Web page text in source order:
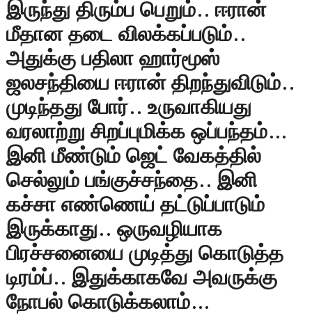
இருந்து திரும்ப பெறும்.. ஈரான்
மீதான தடை விலக்கப்படும்..
அதுக்கு பதிலா ஹார்மூஸ்
ஜலசந்தியை ஈரான் திறந்துவிடும்..
முடிந்தது போர்.. உருவாகியது
வரலாற்று சிறப்புமிக்க ஒப்பந்தம்…
இனி மீண்டும் ஜெட் வேகத்தில்
செல்லும் பங்குச்சந்தை.. இனி
கச்சா எண்ணெய் தட்டுப்பாடும்
இருக்காது.. ஒருவழியாக
பிரச்சனையை முடித்து கொடுத்த
டிரம்ப்.. இதுக்காகவே அவருக்கு
நோபல் கொடுக்கலாம்…